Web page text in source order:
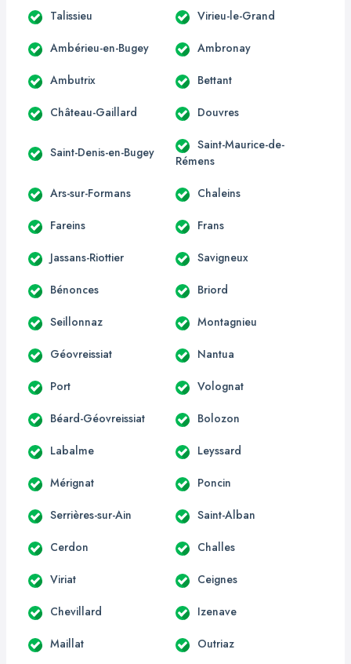
Talissieu Virieu-le-Grand
Ambérieu-en-Bugey Ambronay
Ambutrix Bettant
Château-Gaillard Douvres
Saint-Denis-en-Bugey
Saint-Maurice-de-
Rémens
Ars-sur-Formans Chaleins
Fareins Frans
Jassans-Riottier Savigneux
Bénonces Briord
Seillonnaz Montagnieu
Géovreissiat Nantua
Port Volognat
Béard-Géovreissiat Bolozon
Labalme Leyssard
Mérignat Poncin
Serrières-sur-Ain Saint-Alban
Cerdon Challes
Viriat Ceignes
Chevillard Izenave
Maillat Outriaz